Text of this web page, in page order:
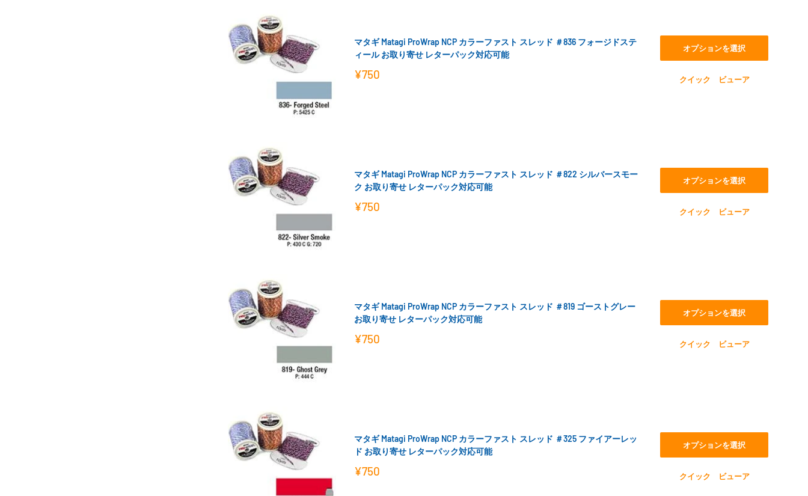
マタギ Matagi ProWrap NCP カラーファスト スレッド ＃836 フォージドステ
ィール お取り寄せ レターパック対応可能
販
¥750
オプションを選択
クイック ビューア
マタギ Matagi ProWrap NCP カラーファスト スレッド ＃822 シルバースモー
ク お取り寄せ レターパック対応可能
販
¥750
オプションを選択
クイック ビューア
マタギ Matagi ProWrap NCP カラーファスト スレッド ＃819 ゴーストグレー
お取り寄せ レターパック対応可能
販
¥750
オプションを選択
クイック ビューア
マタギ Matagi ProWrap NCP カラーファスト スレッド ＃325 ファイアーレッ
ド お取り寄せ レターパック対応可能
販
¥750
オプションを選択
クイック ビューア